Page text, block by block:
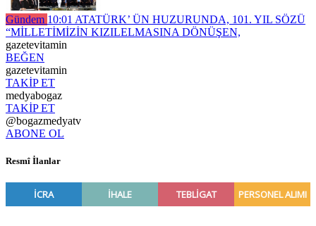
Gündem 10:01 ATATÜRK’ ÜN HUZURUNDA, 101. YIL SÖZÜ
“MİLLETİMİZİN KIZILELMASINA DÖNÜŞEN,
gazetevitamin
BEĞEN
gazetevitamin
TAKİP ET
medyabogaz
TAKİP ET
@bogazmedyatv
ABONE OL
Resmî İlanlar